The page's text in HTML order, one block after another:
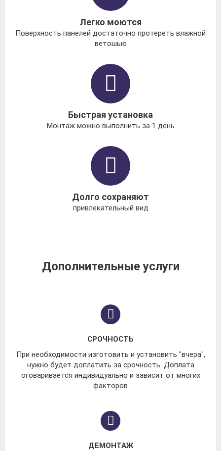
Легко моются
Поверхность панелей достаточно протереть влажной
ветошью
Быстрая установка
Монтаж можно выполнить за 1 день
Долго сохраняют
привлекательный вид
Дополнительные услуги
СРОЧНОСТЬ
При необходимости изготовить и установить "вчера",
нужно будет доплатить за срочность. Доплата
оговаривается индивидуально и зависит от многих
факторов
ДЕМОНТАЖ